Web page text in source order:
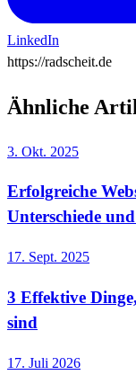
LinkedIn
https://radscheit.de
Ähnliche
3. Okt. 2025
Erfolgreiche
Unterschiede
17. Sept. 2025
3 Effektive
sind
17. Juli 2026